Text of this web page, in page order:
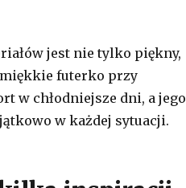
jest nie tylko piękny,
futerko przy
w chłodniejsze dni, a jego
w każdej sytuacji.